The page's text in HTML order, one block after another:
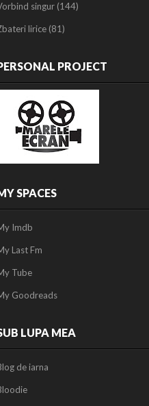
singur (144)
lirice (81)
PROJECT
SPACES
Imdb
Last Fm
Tube
Goodreads
LUPA MEA
de iarna